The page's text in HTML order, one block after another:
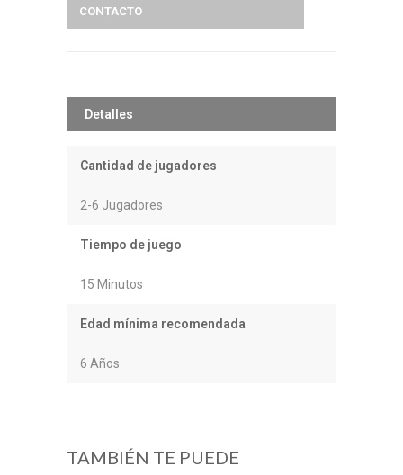
CONTACTO
Detalles
Cantidad de jugadores
2-6 Jugadores
Tiempo de juego
15 Minutos
Edad mínima recomendada
6 Años
TAMBIÉN TE PUEDE